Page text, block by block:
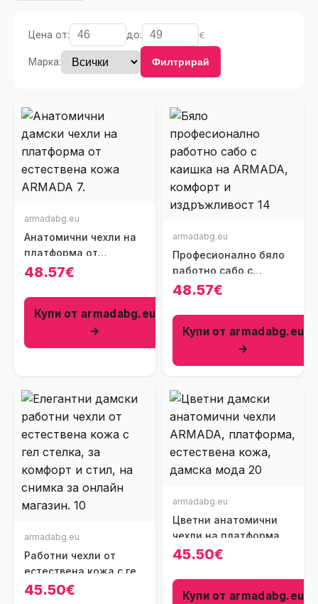
Цена от: до: €
Марка: Филтрирай
armadabg.eu
Анатомични чехли на
платформа от
естествена кожа А
48.57€
Купи от armadabg.eu
→
armadabg.eu
Професионално бяло
работно сабо с
каишка
48.57€
Купи от armadabg.eu
→
armadabg.eu
Работни чехли от
естествена кожа с гел
стелка
45.50€
armadabg.eu
Цветни анатомични
чехли на платформа
от естествена кожа
45.50€
Купи от armadabg.eu